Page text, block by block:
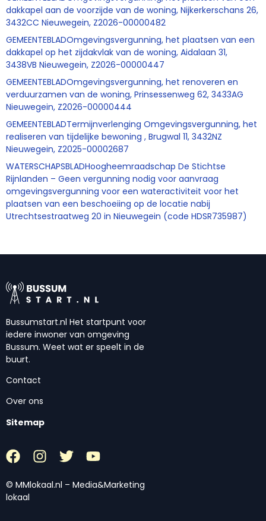
dakkapel aan de voorzijde van de woning, Nijkerkerschans 26,
3432CC Nieuwegein, Z2026-00000482
GEMEENTEBLADOmgevingsvergunning, het plaatsen van een
dakkapel op het zijdakvlak van de woning, Aidalaan 31,
3438VB Nieuwegein, Z2026-00000447
GEMEENTEBLADOmgevingsvergunning, het renoveren en
verduurzamen van de woning, Prinsessenweg 62, 3433AG
Nieuwegein, Z2026-00000444
GEMEENTEBLADTermijnverlenging Omgevingsvergunning, het
realiseren van tijdelijke bewoning , Brugwal 11, 3432NZ
Nieuwegein, Z2025-00002687
WATERSCHAPSBLADHoogheemraadschap De Stichtse
Rijnlanden – Geen vergunning nodig voor aanvraag
omgevingsvergunning voor een wateractiviteit voor het
plaatsen van een beschoeiing op de locatie nabij
Utrechtsestraatweg 20 in Nieuwegein (code HDSR735987)
Bussumstart.nl Het startpunt voor
iedere inwoner van omgeving
Bussum. Weet wat er speelt in de
buurt.
Contact
Over ons
Sitemap
© MMlokaal.nl – Media&Marketing
lokaal